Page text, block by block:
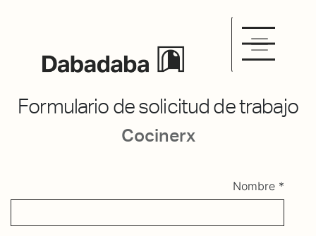
Formulario de solicitud de trabajo
Cocinerx
Nombre